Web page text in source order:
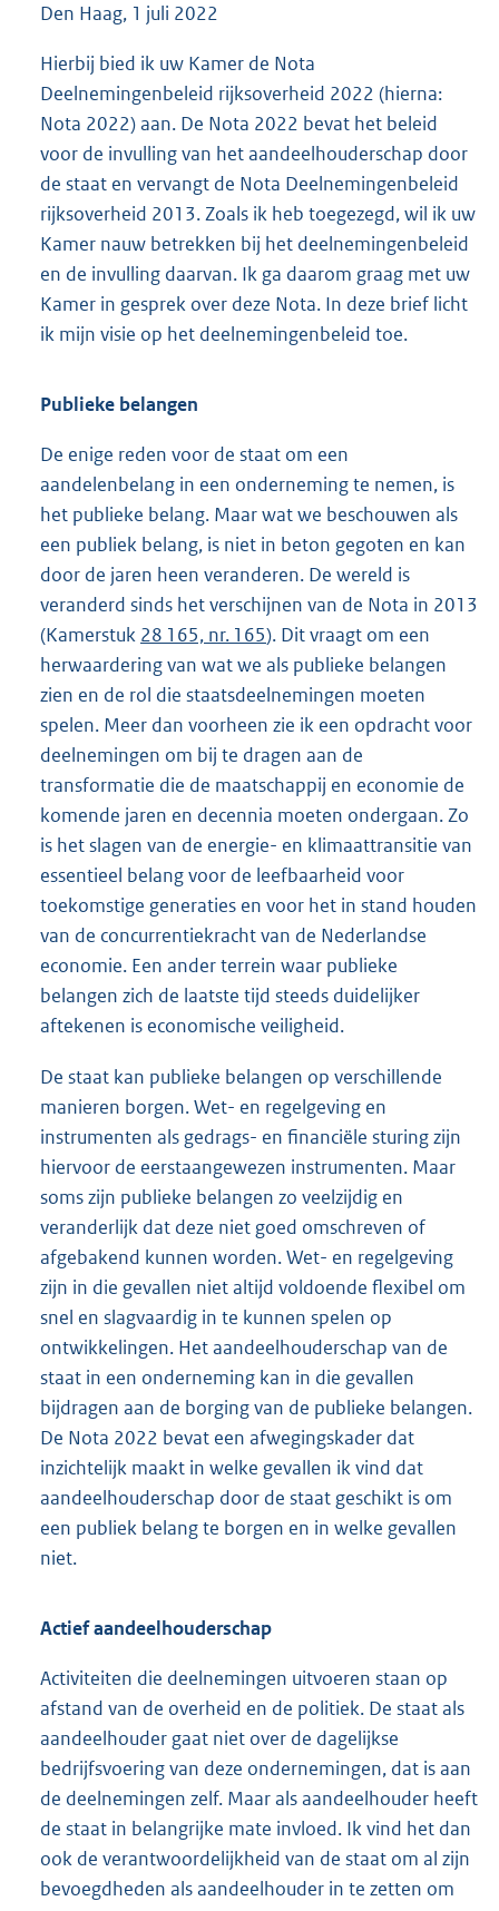
Den Haag, 1 juli 2022
Hierbij bied ik uw Kamer de Nota
Deelnemingenbeleid rijksoverheid 2022 (hierna:
Nota 2022) aan. De Nota 2022 bevat het beleid
voor de invulling van het aandeelhouderschap door
de staat en vervangt de Nota Deelnemingenbeleid
rijksoverheid 2013. Zoals ik heb toegezegd, wil ik uw
Kamer nauw betrekken bij het deelnemingenbeleid
en de invulling daarvan. Ik ga daarom graag met uw
Kamer in gesprek over deze Nota. In deze brief licht
ik mijn visie op het deelnemingenbeleid toe.
Publieke belangen
De enige reden voor de staat om een
aandelenbelang in een onderneming te nemen, is
het publieke belang. Maar wat we beschouwen als
een publiek belang, is niet in beton gegoten en kan
door de jaren heen veranderen. De wereld is
veranderd sinds het verschijnen van de Nota in 2013
(Kamerstuk 28 165, nr. 165). Dit vraagt om een
herwaardering van wat we als publieke belangen
zien en de rol die staatsdeelnemingen moeten
spelen. Meer dan voorheen zie ik een opdracht voor
deelnemingen om bij te dragen aan de
transformatie die de maatschappij en economie de
komende jaren en decennia moeten ondergaan. Zo
is het slagen van de energie- en klimaattransitie van
essentieel belang voor de leefbaarheid voor
toekomstige generaties en voor het in stand houden
van de concurrentiekracht van de Nederlandse
economie. Een ander terrein waar publieke
belangen zich de laatste tijd steeds duidelijker
aftekenen is economische veiligheid.
De staat kan publieke belangen op verschillende
manieren borgen. Wet- en regelgeving en
instrumenten als gedrags- en financiële sturing zijn
hiervoor de eerstaangewezen instrumenten. Maar
soms zijn publieke belangen zo veelzijdig en
veranderlijk dat deze niet goed omschreven of
afgebakend kunnen worden. Wet- en regelgeving
zijn in die gevallen niet altijd voldoende flexibel om
snel en slagvaardig in te kunnen spelen op
ontwikkelingen. Het aandeelhouderschap van de
staat in een onderneming kan in die gevallen
bijdragen aan de borging van de publieke belangen.
De Nota 2022 bevat een afwegingskader dat
inzichtelijk maakt in welke gevallen ik vind dat
aandeelhouderschap door de staat geschikt is om
een publiek belang te borgen en in welke gevallen
niet.
Actief aandeelhouderschap
Activiteiten die deelnemingen uitvoeren staan op
afstand van de overheid en de politiek. De staat als
aandeelhouder gaat niet over de dagelijkse
bedrijfsvoering van deze ondernemingen, dat is aan
de deelnemingen zelf. Maar als aandeelhouder heeft
de staat in belangrijke mate invloed. Ik vind het dan
ook de verantwoordelijkheid van de staat om al zijn
bevoegdheden als aandeelhouder in te zetten om